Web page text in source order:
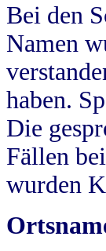
Bei den
Namen
haben.
Die
Fällen
wurden